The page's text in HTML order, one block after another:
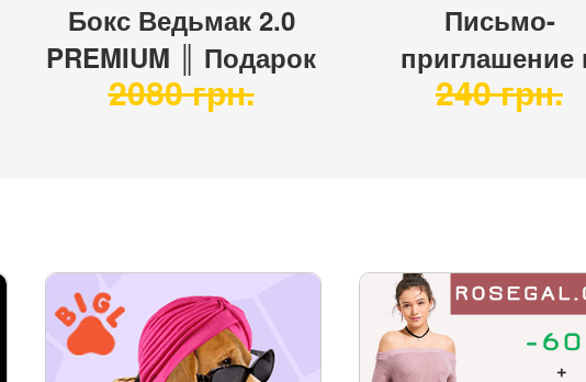
Бокс Ведьмак 2.0
PREMIUM ║ Подарок
в стиле Ведьмака
2080 грн.
Письмо-
приглашение
Хогвартс ⚡️
240 грн.